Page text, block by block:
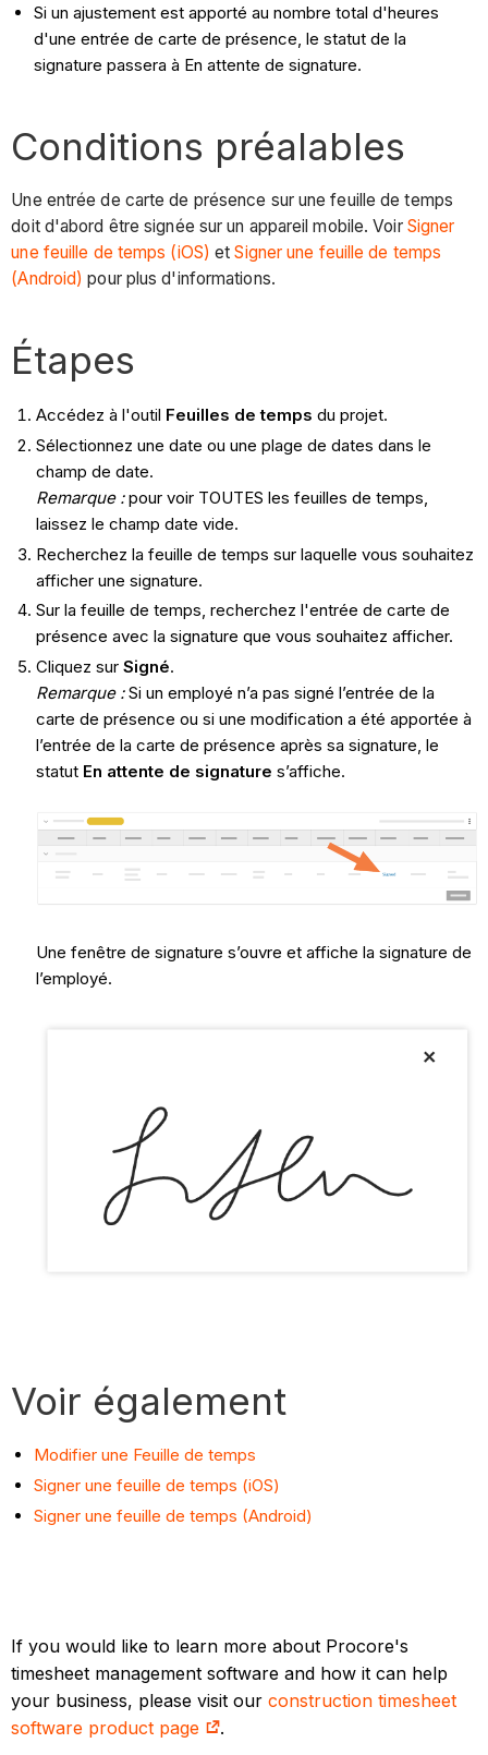
Si un ajustement est apporté au nombre total d'heures
d'une entrée de carte de présence, le statut de la
signature passera à En attente de signature.
Conditions préalables
Une entrée de carte de présence sur une feuille de temps
doit d'abord être signée sur un appareil mobile. Voir Signer
une feuille de temps (iOS) etSigner une feuille de temps
(Android) pour plus d'informations.
Étapes
Accédez à l'outil Feuilles de temps du projet.
Sélectionnez une date ou une plage de dates dans le
champ de date.
Remarque :pour voir TOUTES les feuilles de temps,
laissez le champ date vide.
Recherchez la feuille de temps sur laquelle vous souhaitez
afficher une signature.
Sur la feuille de temps, recherchez l'entrée de carte de
présence avec la signature que vous souhaitez afficher.
Cliquez sur Signé.
Remarque :Si un employé n’a pas signé l’entrée de la
carte de présence ou si une modification a été apportée à
l’entrée de la carte de présence après sa signature, le
statut En attente de signature s’affiche.
Une fenêtre de signature s’ouvre et affiche la signature de
l’employé.
Voir également
Modifier une Feuille de temps
Signer une feuille de temps (iOS)
Signer une feuille de temps (Android)
If you would like to learn more about Procore's
timesheet management software and how it can help
your business, please visit ourconstruction timesheet
software product page
.